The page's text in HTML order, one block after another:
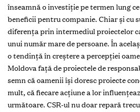
înseamnă o investiție pe termen lung
beneficii pentru companie. Chiar și cu
diferența prin intermediul proiectelor
unui număr mare de persoane. În
o tendință în creștere a percepției
Moldova față de proiectele de
semn că oamenii își doresc proiecte
mult, că fiecare acțiune a lor
următoare. CSR-ul nu doar repară